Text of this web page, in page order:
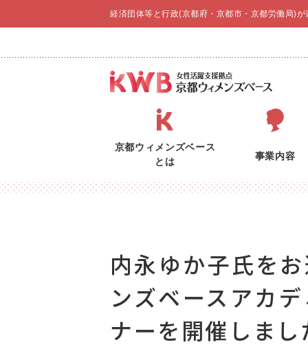
経済団体等と行政(京都府・京都市・京都労働局)
京都ウィメンズベース
とは
事業内容
内永ゆか子氏を
ンズベースアカ
ナーを開催しまし